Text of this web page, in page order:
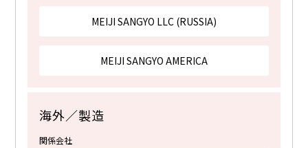
MEIJI SANGYO LLC (RUSSIA)
MEIJI SANGYO AMERICA
海外／製造
関係会社